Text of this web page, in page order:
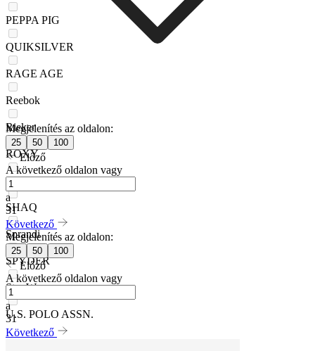
PEPPA PIG
QUIKSILVER
RAGE AGE
Reebok
Rieker
ROXY
Sergio Bardi
SHAQ
Sprandi
SPYDER
Star Wars
U.S. POLO ASSN.
Megjelenítés az oldalon:
25 50 100
Előző
A következő oldalon vagy
a
31
Következő
Megjelenítés az oldalon:
25 50 100
Előző
A következő oldalon vagy
a
31
Következő